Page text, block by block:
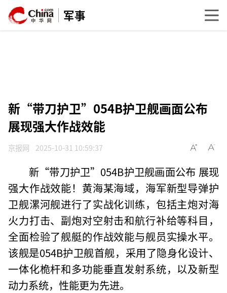
军事
新“带刀护卫”054B护卫舰画面公布
展现强大作战效能
京报网 2025-10-31 10:59:37
新“带刀护卫”054B护卫舰画面公布 展现
强大作战效能！黄海某海域，海军新型导弹护
卫舰漯河舰进行了实战化训练，包括主炮对海
火力打击、副炮对空射击和航行补给等科目，
全面检验了舰艇的作战效能与舰员实操水平。
该舰是054B护卫舰首舰，采用了隐身化设计、
一体化桅杆和多功能垂直发射系统，以及新型
动力系统，性能更为先进。